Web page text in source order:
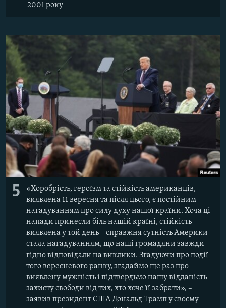
2001 року
5
«Хоробрість, героїзм та стійкість американців,
виявлена 11 вересня та після цього, є постійним
нагадуванням про силу духу нашої країни. Хоча ці
напади принесли біль нашій країні, стійкість
виявлена у той день – справжня сутність Америки –
стала нагадуванням, що наші громадяни завжди
гідно відповідали на виклики. Згадуючи про події
того вересневого ранку, згадаймо ще раз про
виявлену мужність і підтвердьмо нашу відданість
захисту свободи від тих, хто хоче її забрати», –
заявив президент США Дональд Трамп у своєму